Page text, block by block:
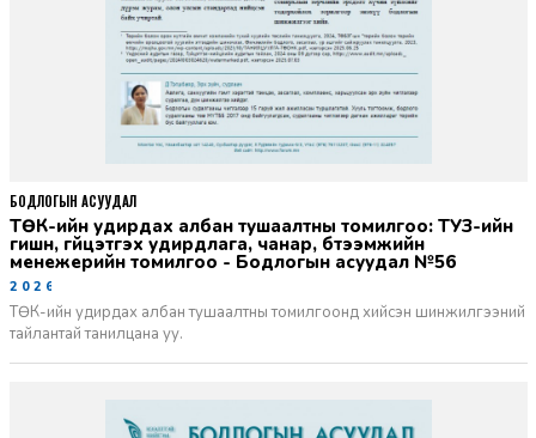
ТӨК-ийн удирдах албан тушаалтны томилгоо: ТУЗ-ийн
гишүүн, гүйцэтгэх удирдлага, чанар, бүтээмжийн
менежерийн томилгоо - Бодлогын асуудал №56
2026-06-02
ТӨК-ийн удирдах албан тушаалтны томилгоонд хийсэн шинжилгээний
тайлантай танилцана уу.
БОДЛОГЫН АСУУДАЛ